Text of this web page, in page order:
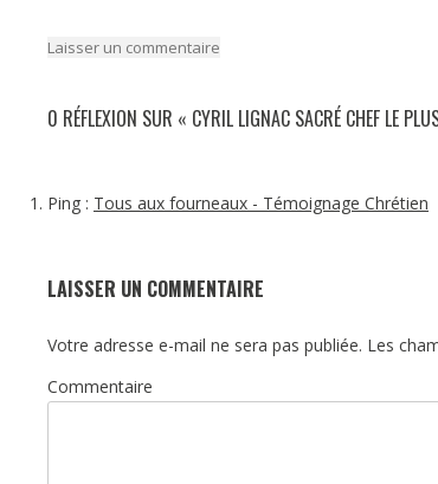
Laisser un commentaire
0 RÉFLEXION SUR « CYRIL LIGNAC SACRÉ CHEF LE
Ping : Tous aux fourneaux - Témoignage Chrétien
LAISSER UN COMMENTAIRE
Votre adresse e-mail ne sera pas publiée. Les
Commentaire